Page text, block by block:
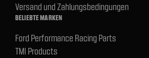
Versand und Zahlungsbedingungen
BELIEBTE MARKEN
Ford Performance Racing Parts
TMI Products